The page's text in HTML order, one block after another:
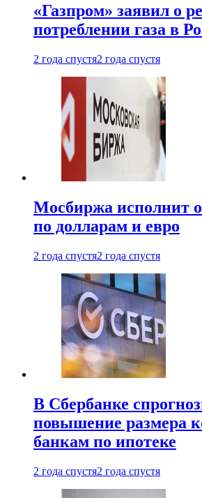
«Газпром» заявил о
потреблении газа в
2 года спустя2 года спустя
Мосбиржа исполнит
по долларам и евро
2 года спустя2 года спустя
В Сбербанке
повышение размера
банкам по ипотеке
2 года спустя2 года спустя